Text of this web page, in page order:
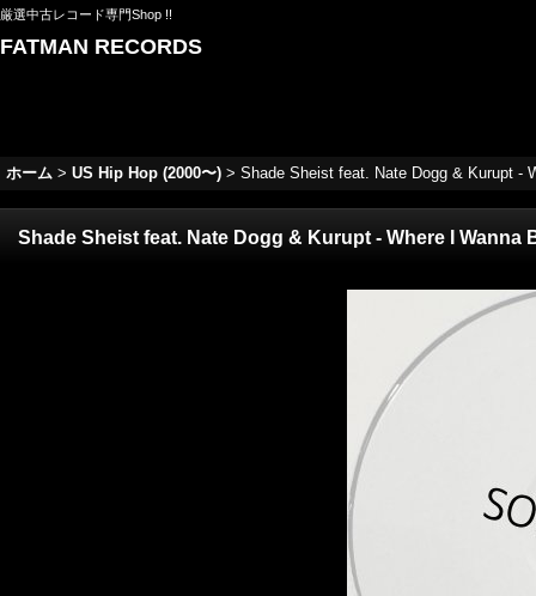
厳選中古レコード専門Shop !!
FATMAN RECORDS
ホーム > US Hip Hop (2000〜) > Shade Sheist feat. Nate Dogg & Kurupt -
Shade Sheist feat. Nate Dogg & Kurupt - Where I Wanna